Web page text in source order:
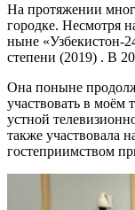
На протяжении
городке. Несмотря
ныне «Узбекистон-
степени (2019) . В
Она поныне
участвовать в моём
устной
также участвовала
гостеприимством